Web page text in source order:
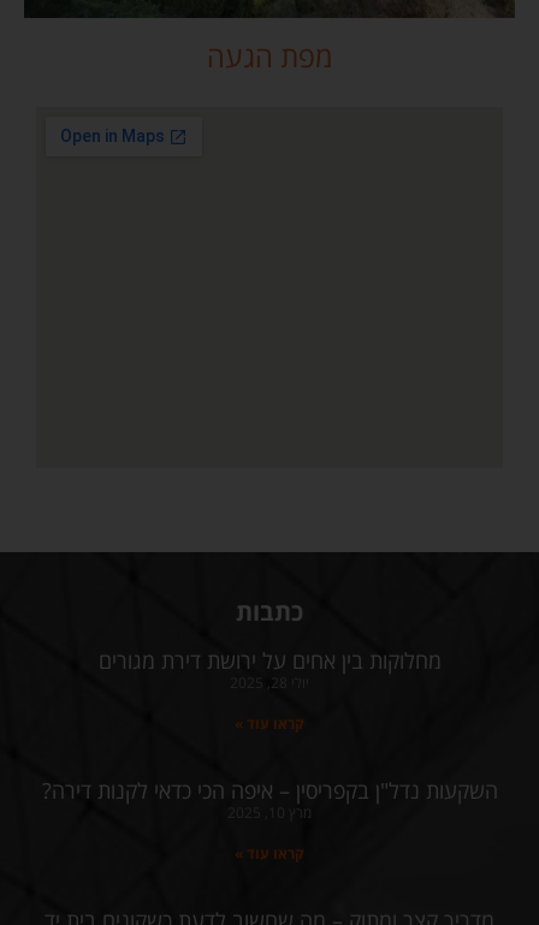
מפת הגעה
כתבות
מחלוקות בין אחים על ירושת דירת מגורים
קראו עוד »
השקעות נדל"ן בקפריסין – איפה הכי כדאי לקנות דירה?
קראו עוד »